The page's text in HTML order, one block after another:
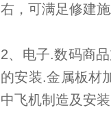
右，可满足修建
2、电子.数码商
的安装.金属板材
中飞机制造及安